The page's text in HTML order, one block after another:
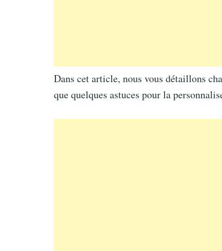
Dans cet article, nous vous détaillons
que quelques astuces pour la